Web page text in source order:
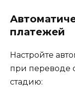
платежей
Настройте
при переводе
стадию: